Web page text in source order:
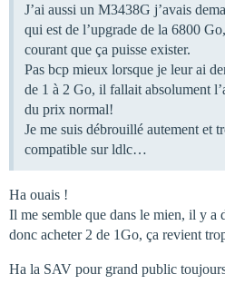
J’ai aussi un M3438G j’avais
qui est de l’upgrade de la 6800
courant que ça puisse exister.
Pas bcp mieux lorsque je leur ai
de 1 à 2 Go, il fallait absolument
du prix normal!
Je me suis débrouillé autement et
compatible sur ldlc…
Ha ouais !
Il me semble que dans le mien, il y a
donc acheter 2 de 1Go, ça revient
Ha la SAV pour grand public